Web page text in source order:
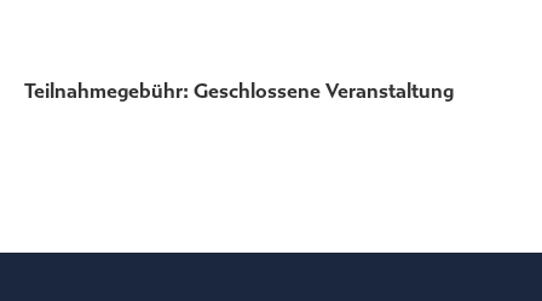
Teilnahmegebühr: Geschlossene Veranstaltung